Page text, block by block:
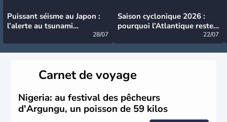
Puissant séisme au Japon :
l’alerte au tsunami
28/07
Saison cyclonique 2026 :
pourquoi l’Atlantique reste
22/07
Carnet de voyage
Nigeria: au festival des pêcheurs
d'Argungu, un poisson de 59 kilos